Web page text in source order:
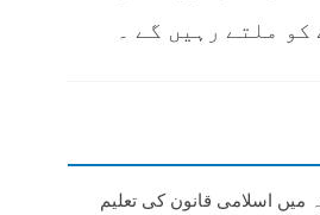
ملتے رہیں گے ۔
میں اسلامی قانون کی تعلیم